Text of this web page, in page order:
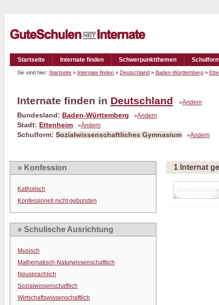
Startseite Internate finden Schwerpunktthemen
Sie sind hier: Startseite » Internate finden » Deutschland » Baden-Württemberg »
Internate finden in Deutschland »Ändern
Bundesland: Baden-Württemberg »Ändern
Stadt: Ettenheim »Ändern
Schulform: Sozialwissenschaftliches Gymnasium »Ändern
» Konfession
Katholisch
Konfessionell nicht gebunden
» Schulische Ausrichtung
Musisch
Mathematisch-Naturwissenschaftlich
Neusprachlich
Sozialwissenschaftlich
Wirtschaftswissenschaftlich
1 Internat